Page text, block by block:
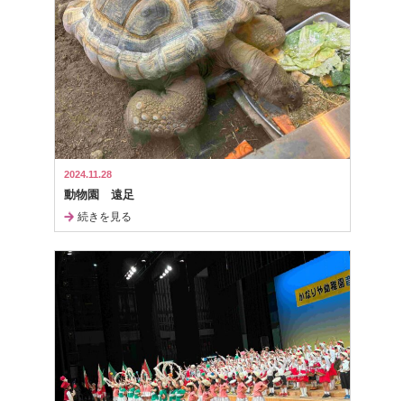
2024.11.28
動物園 遠足
続きを見る